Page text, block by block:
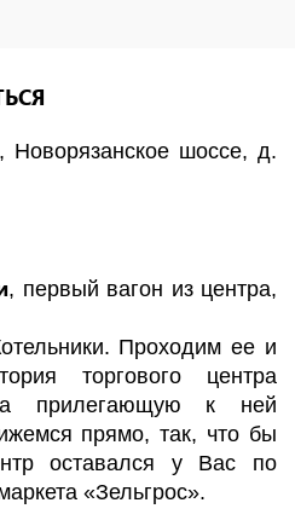
Новорязанское шоссе, д.
, первый вагон из центра,
Проходим ее и
торгового центра
прилегающую к ней
прямо, так, что бы
оставался у Вас по
«Зельгрос».